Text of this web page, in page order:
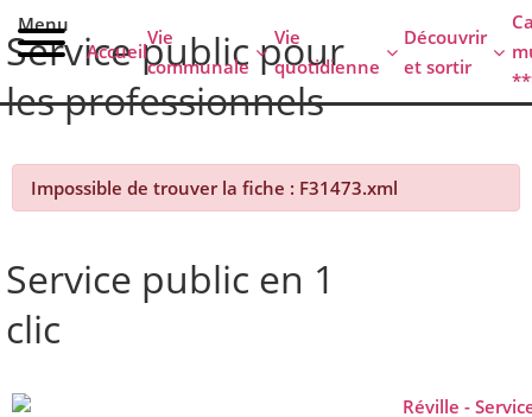
principal
Menu
Accueil
Vie
communale
Vie
quotidienne
Découvrir
et sortir
Service public pour
les professionnels
Impossible de trouver la fiche : F31473.xml
Service public en 1
clic